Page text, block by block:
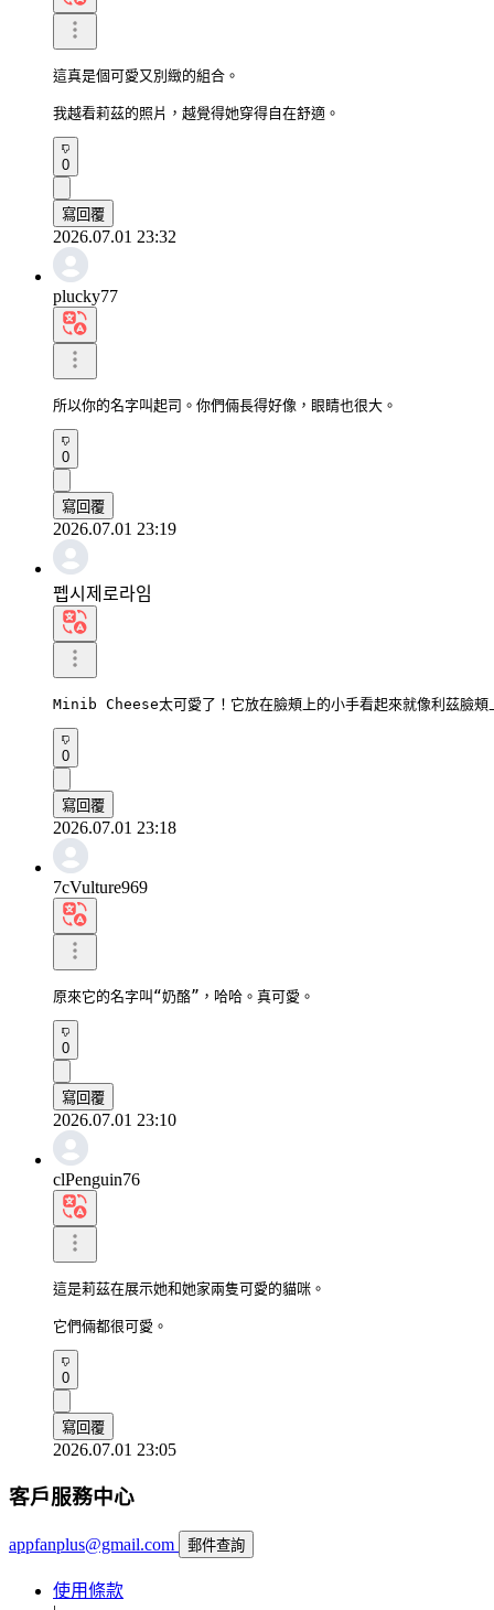
這真是個可愛又別緻的組合。
我越看莉茲的照片，越覺得她穿得自在舒適。
0
寫回覆
2026.07.01 23:32
plucky77
所以你的名字叫起司。你們倆長得好像，眼睛也很大。
0
寫回覆
2026.07.01 23:19
펩시제로라임
Minib Cheese太可愛了！它放在臉頰上的小手看起來就像利茲臉頰
0
寫回覆
2026.07.01 23:18
7cVulture969
原來它的名字叫“奶酪”，哈哈。真可愛。
0
寫回覆
2026.07.01 23:10
clPenguin76
這是莉茲在展示她和她家兩隻可愛的貓咪。
它們倆都很可愛。
0
寫回覆
2026.07.01 23:05
客戶服務中心
appfanplus@gmail.com 郵件查詢
使用條款